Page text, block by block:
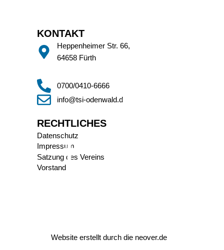
KONTAKT
Heppenheimer Str. 66,
64658 Fürth
0700/0410-6666
info@tsi-odenwald.de
RECHTLICHES
Datenschutz
Impressum
Satzung des Vereins
Vorstand
Website erstellt durch die neover.de